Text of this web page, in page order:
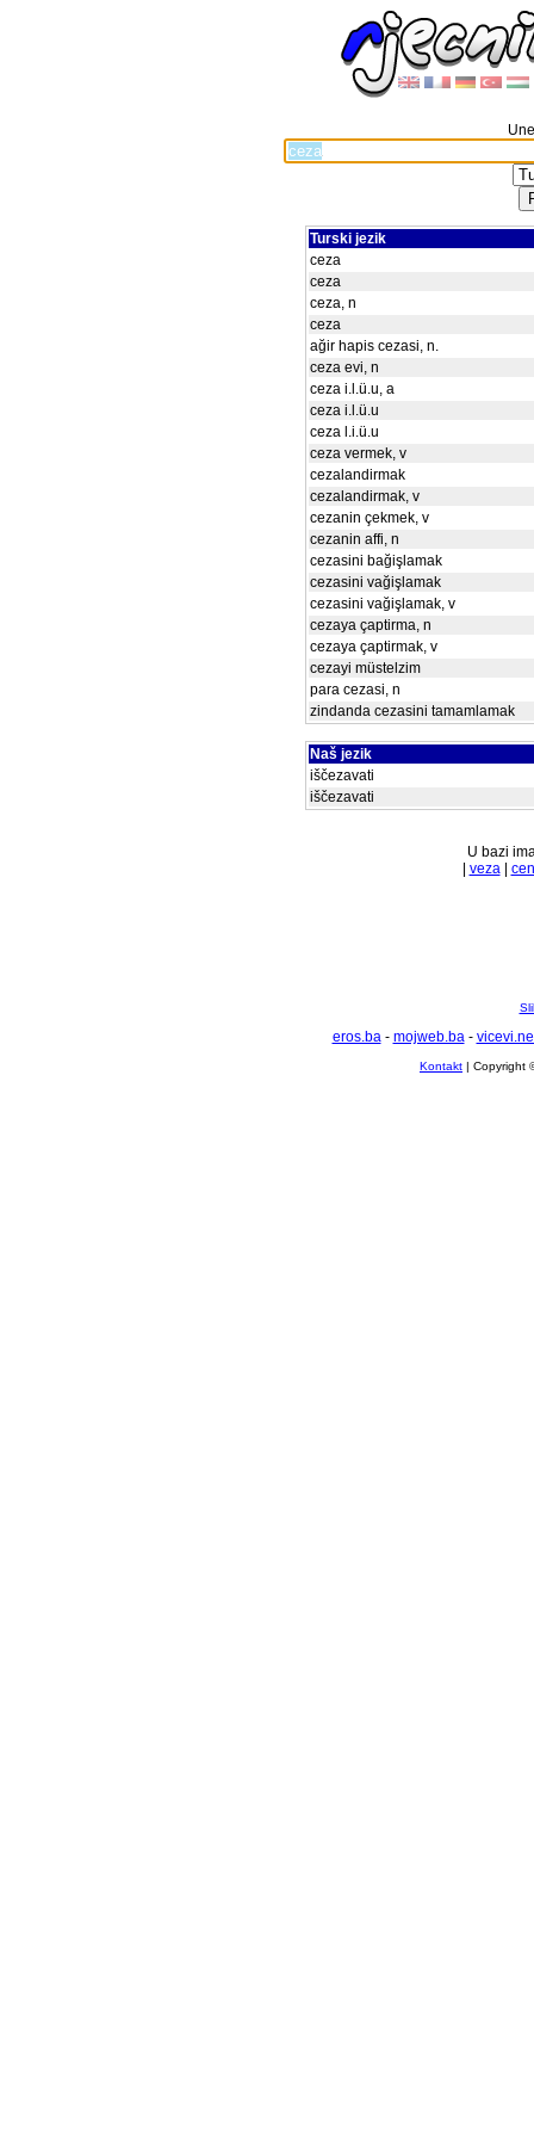
Turski jezik
ceza
ceza
ceza, n
ceza
ağir hapis cezasi, n.
ceza evi, n
ceza i.l.ü.u, a
ceza i.l.ü.u
ceza l.i.ü.u
ceza vermek, v
cezalandirmak
cezalandirmak, v
cezanin çekmek, v
cezanin affi, n
cezasini bağişlamak
cezasini vağişlamak
cezasini vağişlamak, v
cezaya çaptirma, n
cezaya çaptirmak, v
cezayi müstelzim
para cezasi, n
zindanda cezasini tamamlamak
Naš jezik
iščezavati
iščezavati
U bazi
veza|
eros.ba- mojweb.ba-
Kontakt | Copyright